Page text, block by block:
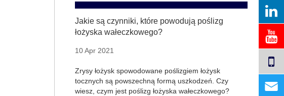
Jakie są czynniki, które powodują poślizg
łożyska wałeczkowego?
10 Apr 2021
Zrysy łożysk spowodowane poślizgiem łożysk
tocznych są powszechną formą uszkodzeń. Czy
wiesz, czym jest poślizg łożyska wałeczkowego?
